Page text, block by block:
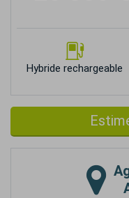
Hybride rechargeable